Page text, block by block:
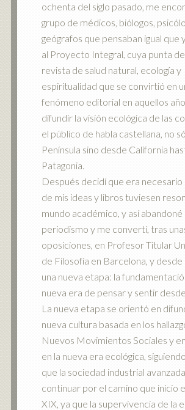
ochenta del siglo pasado, me
grupo de médicos, biólogos,
geógrafos que pensaban igual que
al Proyecto Integral, cuya punta
revista de salud natural, ecología y
espiritualidad que se convirtió en
fenómeno editorial en aquellos
difundir la visión ecológica de las
el público de habla castellana, no
Península sino desde California
Patagonia.
Después decidí que era necesario
de mis ideas y libros tuviesen
mundo académico, y así abandoné
periodismo y me convertí, tras
oposiciones, en Profesor Titular
de Filosofía en Barcelona, y desde
una nueva etapa: la
nueva era de pensar y sentir
La nueva etapa se orientó en
nueva cultura basada en los
Nuevos Movimientos Sociales y
en la nueva era ecológica,
que la sociedad industrial
continuar por el camino que inicio
XIX, ya que la supervivencia de la